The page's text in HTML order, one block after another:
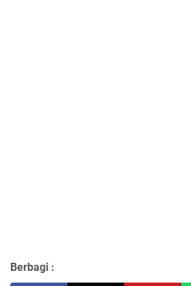
Berbagi :